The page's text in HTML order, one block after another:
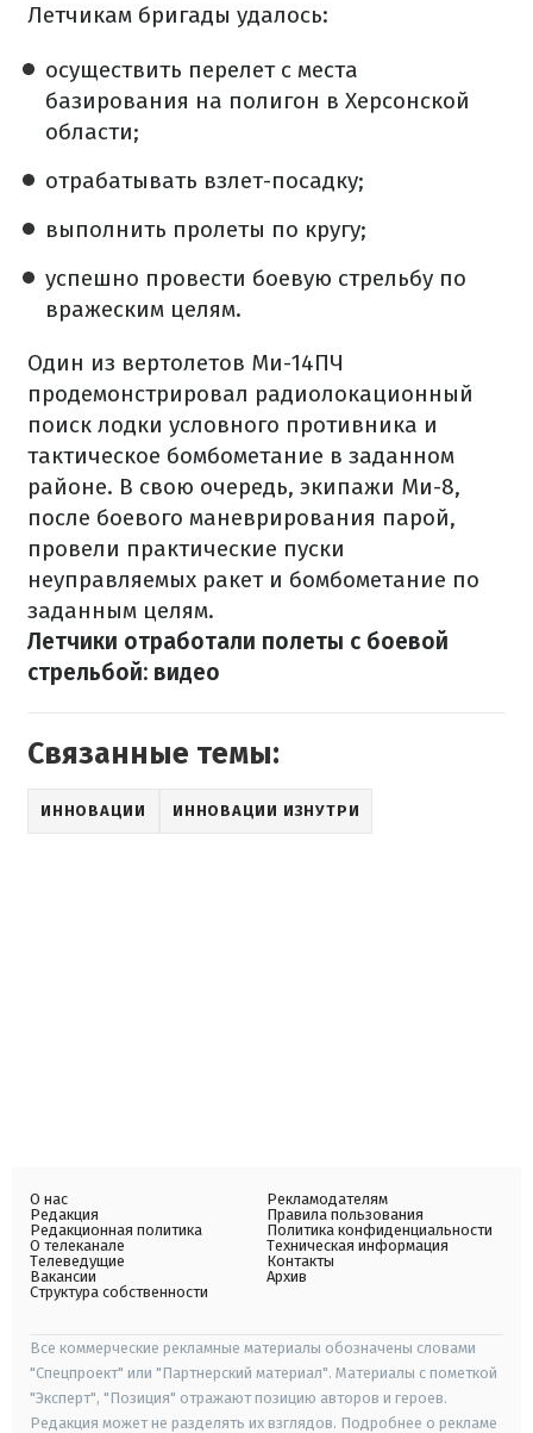
Летчикам бригады удалось:
осуществить перелет с места
базирования на полигон в Херсонской
области;
отрабатывать взлет-посадку;
выполнить пролеты по кругу;
успешно провести боевую стрельбу по
вражеским целям.
Один из вертолетов Ми-14ПЧ
продемонстрировал радиолокационный
поиск лодки условного противника и
тактическое бомбометание в заданном
районе. В свою очередь, экипажи Ми-8,
после боевого маневрирования парой,
провели практические пуски
неуправляемых ракет и бомбометание по
заданным целям.
Летчики отработали полеты с боевой
стрельбой: видео
Связанные темы:
ИННОВАЦИИ ИННОВАЦИИ ИЗНУТРИ
О нас
Редакция
Редакционная политика
О телеканале
Телеведущие
Вакансии
Структура собственности
Рекламодателям
Правила пользования
Политика конфиденциальности
Техническая информация
Контакты
Архив
Все коммерческие рекламные материалы обозначены словами
"Спецпроект" или "Партнерский материал". Материалы с пометкой
"Эксперт", "Позиция" отражают позицию авторов и героев.
Редакция может не разделять их взглядов. Подробнее о рекламе